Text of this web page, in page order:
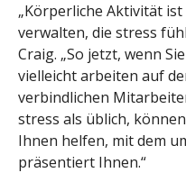
„Körperliche Aktivität
verwalten, die stress
Craig. „So jetzt, wenn
vielleicht arbeiten auf
verbindlichen
stress als üblich,
Ihnen helfen, mit dem
präsentiert Ihnen.“